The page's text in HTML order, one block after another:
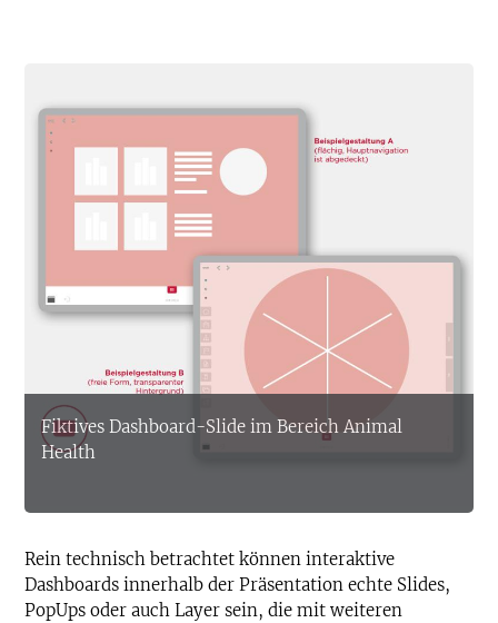
Fiktives Dashboard-Slide im Bereich Animal
Health
Rein technisch betrachtet können interaktive
Dashboards innerhalb der Präsentation echte Slides,
PopUps oder auch Layer sein, die mit weiteren